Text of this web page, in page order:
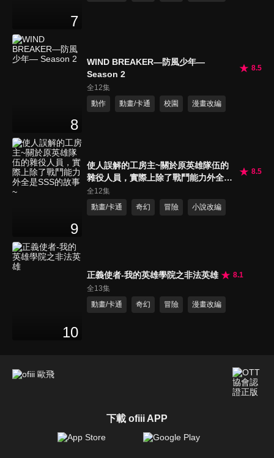
7
8
WIND BREAKER—防風少年—
Season 2
8.5
全12集
動作
動畫/卡通 校園 漫畫改編
9
使人誤解的工房主~關於原英雄隊伍的
雜役人員，實際上除了戰鬥能力外全是
SSS的故事~
8.5
全12集
動畫/卡通
奇幻 冒險 小說改編
10
正義使者-我的英雄學院之非法英雄
8.1
全13集
動畫/卡通
奇幻 冒險 漫畫改編
下載 ofiii APP